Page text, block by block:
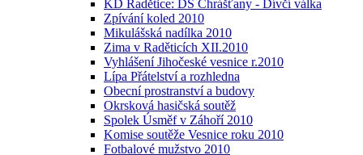
KD Radětice: DS Chrášťany - Dívčí válka
Zpívání koled 2010
Mikulášská nadílka 2010
Zima v Raděticích XII.2010
Vyhlášení Jihočeské vesnice r.2010
Lípa Přátelství a rozhledna
Obecní prostranství a budovy
Okrsková hasičská soutěž
Spolek Úsměf v Záhoří 2010
Komise soutěže Vesnice roku 2010
Fotbalové mužstvo 2010